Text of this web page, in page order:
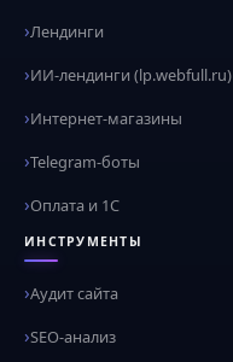
Лендинги
ИИ-лендинги (lp.webfull.ru)
Интернет-магазины
Telegram-боты
Оплата и 1С
ИНСТРУМЕНТЫ
Аудит сайта
SEO-анализ